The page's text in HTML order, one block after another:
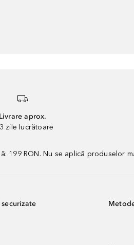
Livrare aprox.
zile lucrătoare
199 RON. Nu se aplică produselor